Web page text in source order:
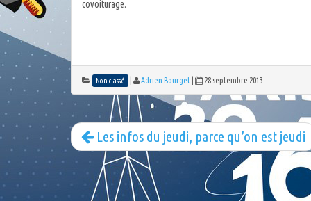
covoiturage.
Non classé Adrien Bourget 28 septembre 2013
Les infos du jeudi, parce qu’on est jeudi